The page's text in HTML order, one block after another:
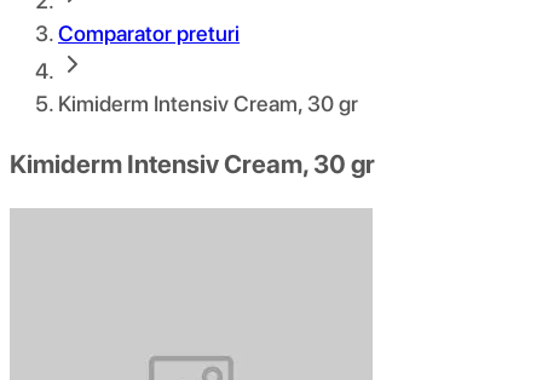
Comparator preturi
Kimiderm Intensiv Cream, 30 gr
Kimiderm Intensiv Cream, 30 gr